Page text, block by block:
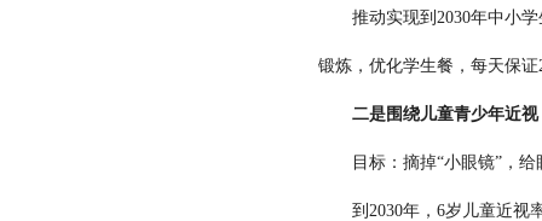
推动实现到2030年中小学
锻炼，优化学生餐，每天保
二是围绕儿童青少年近
目标：摘掉“小眼镜”，给
到2030年，6岁儿童近视率